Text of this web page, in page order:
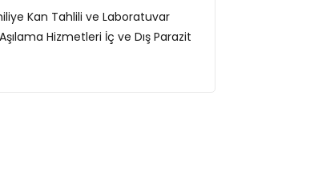
Kan Tahlili ve Laboratuvar
Hizmetleri İç ve Dış Parazit